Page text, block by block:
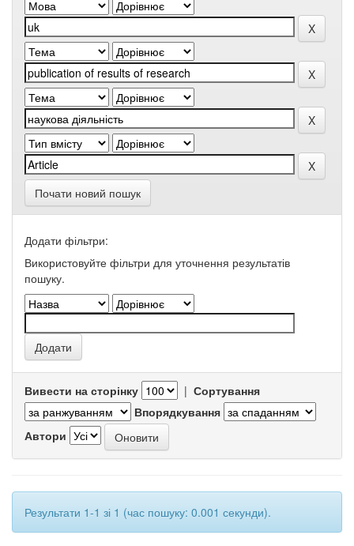
Почати новий пошук
Додати фільтри:
Використовуйте фільтри для уточнення результатів
пошуку.
Вивести на сторінку | Сортування
Впорядкування
Автори
Результати 1-1 зі 1 (час пошуку: 0.001 секунди).